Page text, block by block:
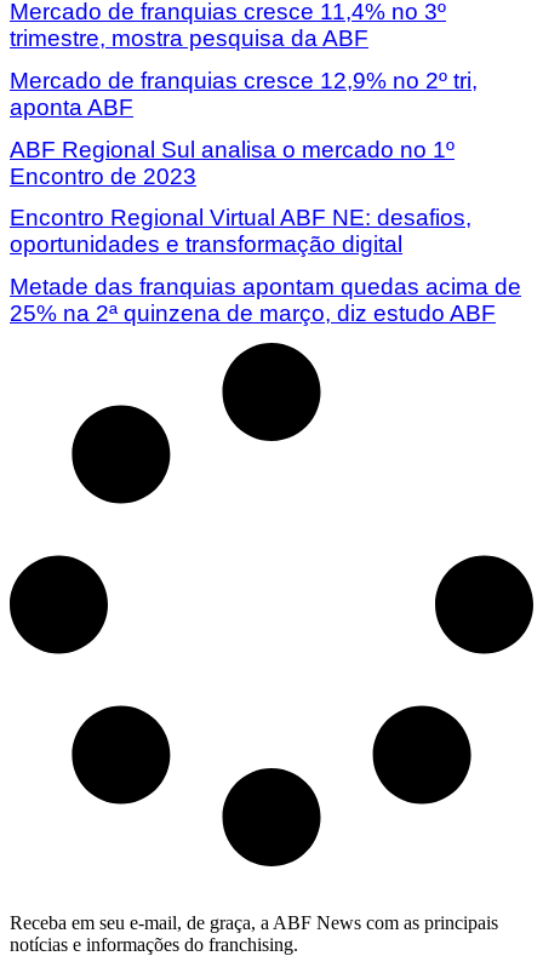
Mercado de franquias cresce 11,4% no 3º
trimestre, mostra pesquisa da ABF
Mercado de franquias cresce 12,9% no 2º tri,
aponta ABF
ABF Regional Sul analisa o mercado no 1º
Encontro de 2023
Encontro Regional Virtual ABF NE: desafios,
oportunidades e transformação digital
Metade das franquias apontam quedas acima de
25% na 2ª quinzena de março, diz estudo ABF
Receba em seu e-mail, de graça, a ABF News com as principais
notícias e informações do franchising.